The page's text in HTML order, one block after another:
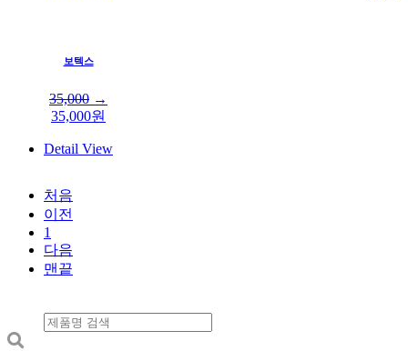
보텍스
35,000 →
35,000원
Detail View
처음
이전
1
다음
맨끝